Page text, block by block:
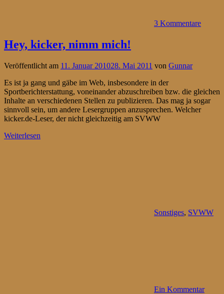
3 Kommentare
Hey, kicker, nimm mich!
Veröffentlicht am 11. Januar 201028. Mai 2011 von Gunnar
Es ist ja gang und gäbe im Web, insbesondere in der
Sportberichterstattung, voneinander abzuschreiben bzw. die gleichen
Inhalte an verschiedenen Stellen zu publizieren. Das mag ja sogar
sinnvoll sein, um andere Lesergruppen anzusprechen. Welcher
kicker.de-Leser, der nicht gleichzeitig am SVWW
Weiterlesen
Sonstiges, SVWW
Ein Kommentar